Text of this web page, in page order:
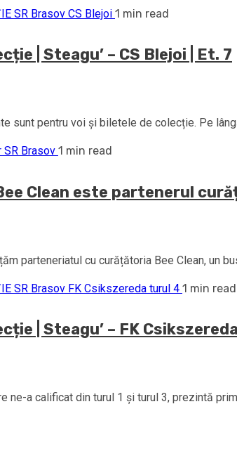
1 min read
| Steagu’ – CS Blejoi | Et. 7
sunt pentru voi și biletele de colecție. Pe
1 min read
Clean este partenerul
parteneriatul cu curățătoria Bee Clean, un
1 min read
| Steagu’ – FK
ne-a calificat din turul 1 și turul 3, prezintă